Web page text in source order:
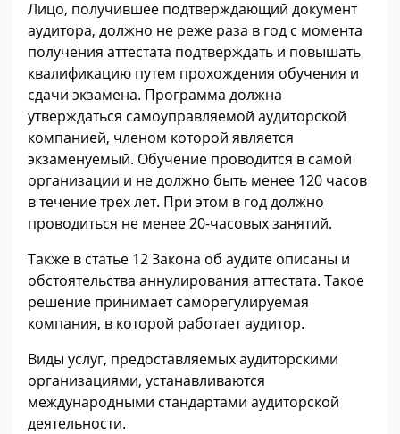
Лицо, получившее подтверждающий документ
аудитора, должно не реже раза в год с момента
получения аттестата подтверждать и повышать
квалификацию путем прохождения обучения и
сдачи экзамена. Программа должна
утверждаться самоуправляемой аудиторской
компанией, членом которой является
экзаменуемый. Обучение проводится в самой
организации и не должно быть менее 120 часов
в течение трех лет. При этом в год должно
проводиться не менее 20-часовых занятий.
Также в статье 12 Закона об аудите описаны и
обстоятельства аннулирования аттестата. Такое
решение принимает саморегулируемая
компания, в которой работает аудитор.
Виды услуг, предоставляемых аудиторскими
организациями, устанавливаются
международными стандартами аудиторской
деятельности.